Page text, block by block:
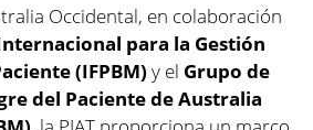
Occidental, en colaboración
para la Gestión
(IFPBM) y el Grupo de
del Paciente de Australia